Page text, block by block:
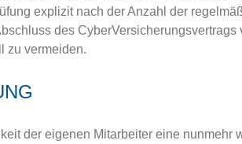
explizit nach der Anzahl der
des
zu vermeiden.
der eigenen Mitarbeiter eine